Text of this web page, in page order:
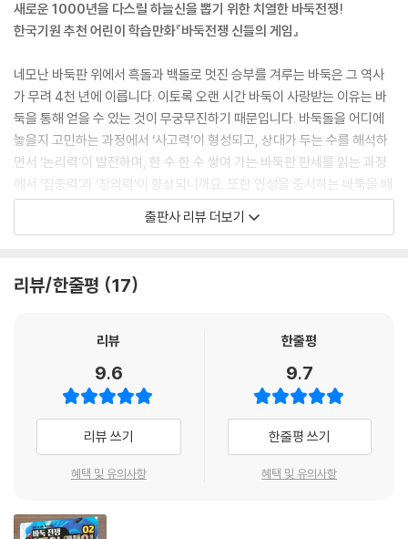
새로운 1000년을 다스릴 하늘신을 뽑기 위한 치열한 바둑전쟁!
한국기원 추천 어린이 학습만화『바둑전쟁 신들의 게임』
네모난 바둑판 위에서 흑돌과 백돌로 멋진 승부를 겨루는 바둑은 그 역사
가 무려 4천 년에 이릅니다. 이토록 오랜 시간 바둑이 사랑받는 이유는 바
둑을 통해 얻을 수 있는 것이 무궁무진하기 때문입니다. 바둑돌을 어디에
놓을지 고민하는 과정에서 ‘사고력’이 형성되고, 상대가 두는 수를 해석하
면서 ‘논리력’이 발전하며, 한 수 한 수 쌓여 가는 바둑판 판세를 읽는 과정
에서 ‘집중력’과 ‘창의력’이 향상되니까요. 또한 인성을 중시하는 바둑을 배
우면 삶의 지혜와 예의범절까지 자연스럽게 익힐 수 있어 자라나는 어린이
들에게 꼭 필요한 두뇌 스포츠이자 건전한 취미로 각광받고 있습니다.
있는 학습만화『바둑전쟁 신들의 게임』이 주니어김영사에서 출간됐습니
리를 두고 천신과 대리자들이 치열하게 바둑 전쟁을 벌이는 내용이 흥미진
구원인 강나연 박사님이 집필한 ‘재미있는 바둑교실’이 각 장마다 수록되
어 있어, 바둑돌 놓는 기초 예절부터 실전 바둑 기술까지 차근차근 바둑 실
력을 쌓아 갈 수 있습니다. 바둑 왕초보이지만 늘 열의에 넘치는 명랑소녀
윤슬의 좌충우돌 모험기를 통해, 어린이 독자들이 바둑의 매력에 흠뻑 빠
지게 되길 기대합니다.
출판사 리뷰 더보기
리뷰/한줄평 17
리뷰
9.6
리뷰 쓰기
혜택 및 유의사항
한줄평
9.7
한줄평 쓰기
혜택 및 유의사항